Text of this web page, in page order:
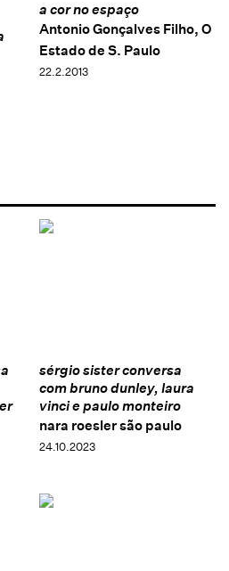
a cor no espaço
Antonio Gonçalves Filho, O
Estado de S. Paulo
22.2.2013
sérgio sister conversa
com bruno dunley, laura
vinci e paulo monteiro
nara roesler são paulo
24.10.2023